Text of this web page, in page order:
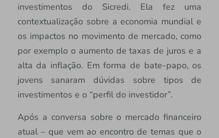
investimentos do Sicredi. Ela fez uma
contextualização sobre a economia mundial e
os impactos no movimento de mercado, como
por exemplo o aumento de taxas de juros e a
alta da inflação. Em forma de bate-papo, os
jovens sanaram dúvidas sobre tipos de
investimentos e o “perfil do investidor”.
Após a conversa sobre o mercado financeiro
atual – que vem ao encontro de temas que o